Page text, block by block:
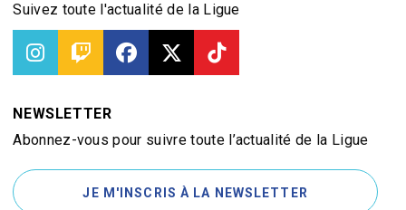
Suivez toute l'actualité de la Ligue
NEWSLETTER
Abonnez-vous pour suivre toute l’actualité de la Ligue
JE M'INSCRIS À LA NEWSLETTER